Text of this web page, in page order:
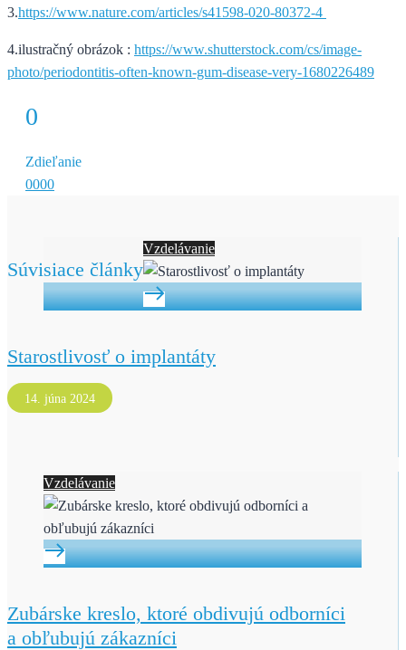
3.https://www.nature.com/articles/s41598-020-80372-4
4.ilustračný obrázok : https://www.shutterstock.com/cs/image-
photo/periodontitis-often-known-gum-disease-very-1680226489
0
Zdieľanie
0000
Súvisiace články
Vzdelávanie
Starostlivosť o implantáty
14. júna 2024
Vzdelávanie
Zubárske kreslo, ktoré obdivujú odborníci
a obľubujú zákazníci